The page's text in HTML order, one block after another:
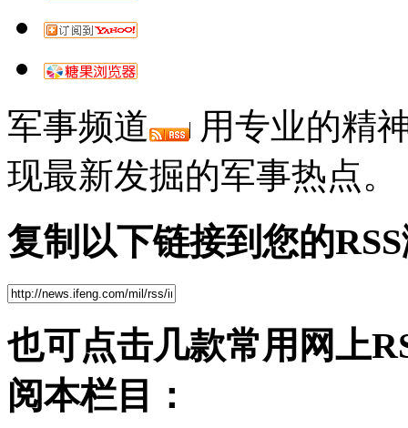
军事频道
用专业的精
现最新发掘的军事热点。
复制以下链接到您的
也可点击几款常用网上
阅本栏目：